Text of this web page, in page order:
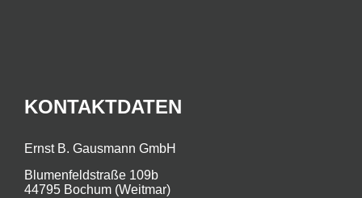
KONTAKTDATEN
Ernst B. Gausmann GmbH
Blumenfeldstraße 109b
44795 Bochum (Weitmar)